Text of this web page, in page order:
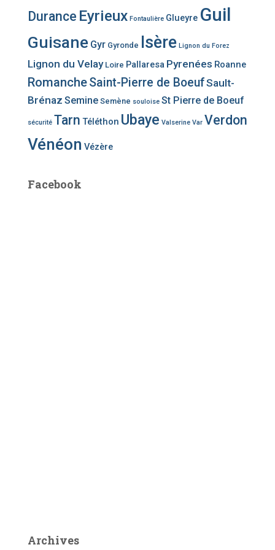
Durance Eyrieux Fontaulière Glueyre Guil
Guisane Gyr Gyronde Isère Lignon du Forez
Lignon du Velay Loire Pallaresa Pyrenées Roanne
RomancheSaint-Pierre de BoeufSault-
Brénaz Semine Semène souloise St Pierre de Boeuf
sécurité Tarn Téléthon Ubaye Valserine Var Verdon
Vénéon Vézère
Facebook
Archives